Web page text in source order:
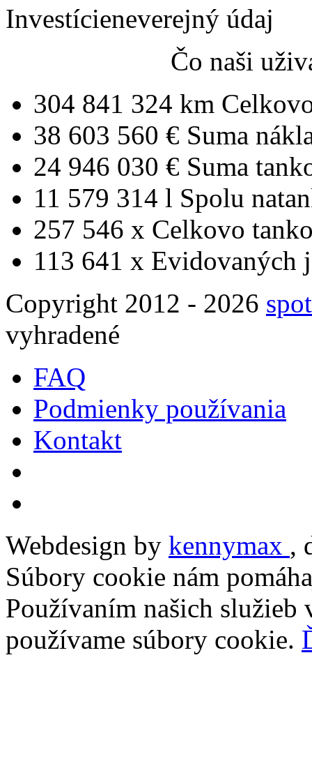
Investícieneverejný údaj
Čo naši
304 841 324 km
38 603 560 € Suma
24 946 030 € Suma
11 579 314 l Spolu
257 546 x Celkovo
113 641 x Evidovaných
Copyright 2012 - 2026
vyhradené
FAQ
Podmienky používania
Kontakt
Webdesign by kennymax ,
Súbory cookie nám
Používaním našich služieb
používame súbory cookie.